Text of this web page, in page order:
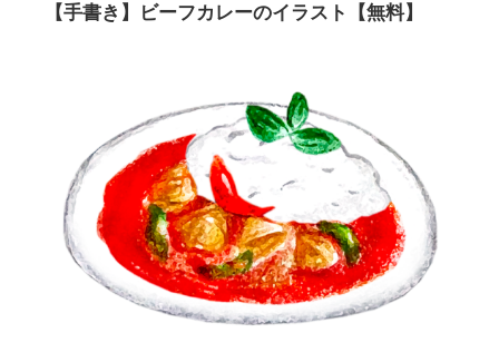
【手書き】ビーフカレーのイラスト【無料】